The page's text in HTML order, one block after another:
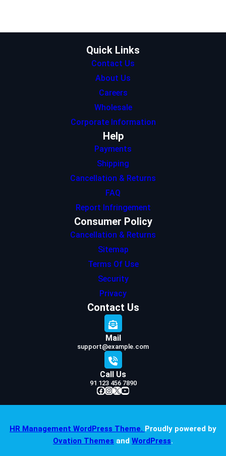
a n p k
Quick Links
Contact Us
About Us
Careers
Wholesale
Corporate Information
Help
Payments
Shipping
Cancellation & Returns
FAQ
Report Infringement
Consumer Policy
Cancellation & Returns
Sitemap
Terms Of Use
Security
Privacy
Contact Us
Mail
support@example.com
Call Us
91 123 456 7890
Facebook InstagramX YouTube
HR Management WordPress Theme. Proudly powered by
Ovation Themes and WordPress.